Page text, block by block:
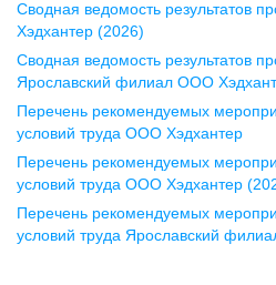
ул. Комиссаржевской, д. 10,
офис 1212
+7 473 280-05-05
pr@vrn.hh.ru
ул. Спартаковская, д. 2А, этаж 3,
помещение 15
+7 843 212-12-50
Сводная ведомость результатов
Хэдхантер (2026)
Сводная ведомость результатов
Ярославский филиал ООО
Перечень рекомендуемых
условий труда ООО Хэдхантер
Перечень рекомендуемых
условий труда ООО Хэдхантер
Перечень рекомендуемых
условий труда Ярославский